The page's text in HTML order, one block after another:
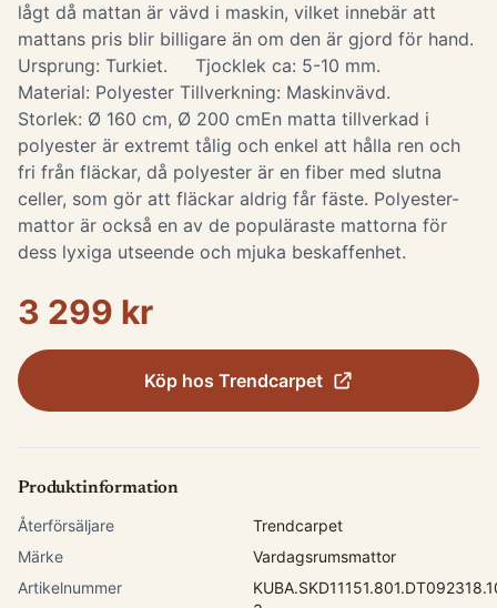
lågt då mattan är vävd i maskin, vilket innebär att
mattans pris blir billigare än om den är gjord för hand.
Ursprung: Turkiet. Tjocklek ca: 5-10 mm.
Material: Polyester Tillverkning: Maskinvävd.
Storlek: Ø 160 cm, Ø 200 cm ​ En matta tillverkad i
polyester är extremt tålig och enkel att hålla ren och
fri från fläckar, då polyester är en fiber med slutna
celler, som gör att fläckar aldrig får fäste. Polyester-
mattor är också en av de populäraste mattorna för
dess lyxiga utseende och mjuka beskaffenhet.
3 299 kr
Köp hos Trendcarpet
Produktinformation
Återförsäljare
Trendcarpet
Märke
Vardagsrumsmattor
Artikelnummer